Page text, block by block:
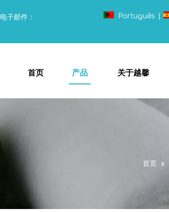
电子邮件：
Português
首页 产品 关于越馨
首页 »